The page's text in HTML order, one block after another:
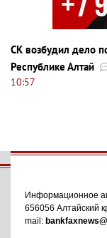
СК возбудил дело
Республике Алтай
10:57
Информационное
656056 Алтайский
mail: